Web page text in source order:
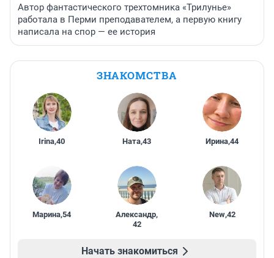
Автор фантастического трехтомника «Трилунье»
работала в Перми преподавателем, а первую книгу
написала на спор — ее история
ЗНАКОМСТВА
Irina,40 Ната,43 Ирина,44
Марина,54 Александр,
42
New,42
Начать знакомиться